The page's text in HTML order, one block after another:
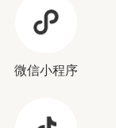
微信小程序